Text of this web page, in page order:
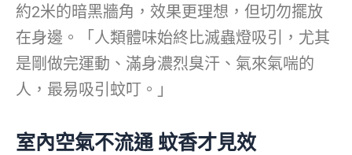
約2米的暗黑牆角，效果更理想，但切勿擺放
在身邊。「人類體味始終比滅蟲燈吸引，尤其
是剛做完運動、滿身濃烈臭汗、氣來氣喘的
人，最易吸引蚊叮。」
室內空氣不流通 蚊香才見效